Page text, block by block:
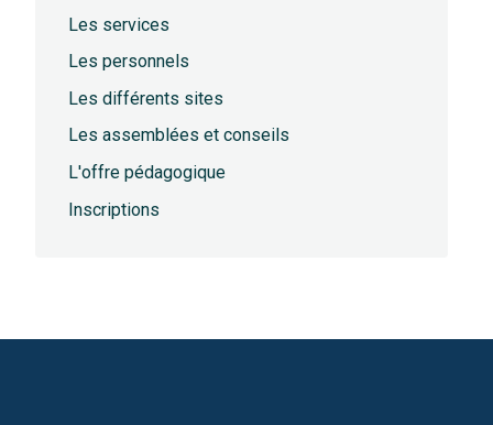
Les services
Les personnels
Les différents sites
Les assemblées et conseils
L'offre pédagogique
Inscriptions